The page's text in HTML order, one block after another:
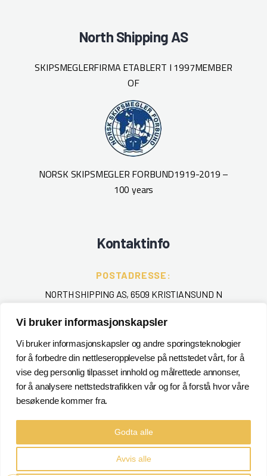
Vi bruker informasjonskapsler
Vi bruker informasjonskapsler og andre sporingsteknologier
for å forbedre din nettleseropplevelse på nettstedet vårt, for å
vise deg personlig tilpasset innhold og målrettede annonser,
for å analysere nettstedstrafikken vår og for å forstå hvor våre
besøkende kommer fra.
Godta alle
Avvis alle
North Shipping AS
SKIPSMEGLERFIRMA ETABLERT I 1997MEMBER
OF
NORSK SKIPSMEGLER FORBUND1919-2019 –
100 years
Kontaktinfo
POSTADRESSE:
NORTH SHIPPING AS, 6509 KRISTIANSUND N
TELEFON:
+ 47 715 40 000
EPOST :
POSTMASTER@NORTHSHIPPING.NO